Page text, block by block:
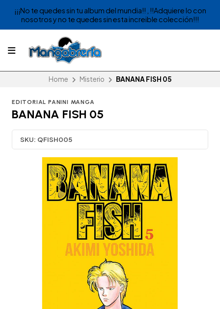
¡¡¡No te quedes sin tu album del mundia!! , !!Adquiere lo con
nosotros y no te quedes sin esta increible colección!!!
Home Misterio BANANA FISH 05
EDITORIAL PANINI MANGA
BANANA FISH 05
SKU: QFISH005